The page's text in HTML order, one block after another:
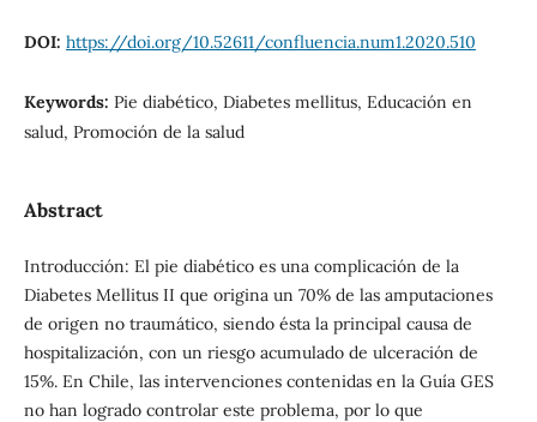
DOI: https://doi.org/10.52611/confluencia.num1.2020.510
Keywords: Pie diabético, Diabetes mellitus, Educación en
salud, Promoción de la salud
Abstract
Introducción: El pie diabético es una complicación de la
Diabetes Mellitus II que origina un 70% de las amputaciones
de origen no traumático, siendo ésta la principal causa de
hospitalización, con un riesgo acumulado de ulceración de
15%. En Chile, las intervenciones contenidas en la Guía GES
no han logrado controlar este problema, por lo que